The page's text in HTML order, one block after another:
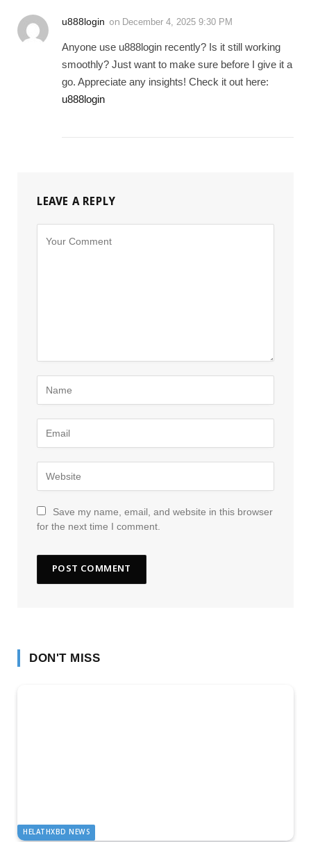
u888login on December 4, 2025 9:30 PM
Anyone use u888login recently? Is it still working
smoothly? Just want to make sure before I give it a
go. Appreciate any insights! Check it out here:
u888login
LEAVE A REPLY
Save my name, email, and website in this browser
for the next time I comment.
DON'T MISS
HELATHXBD NEWS